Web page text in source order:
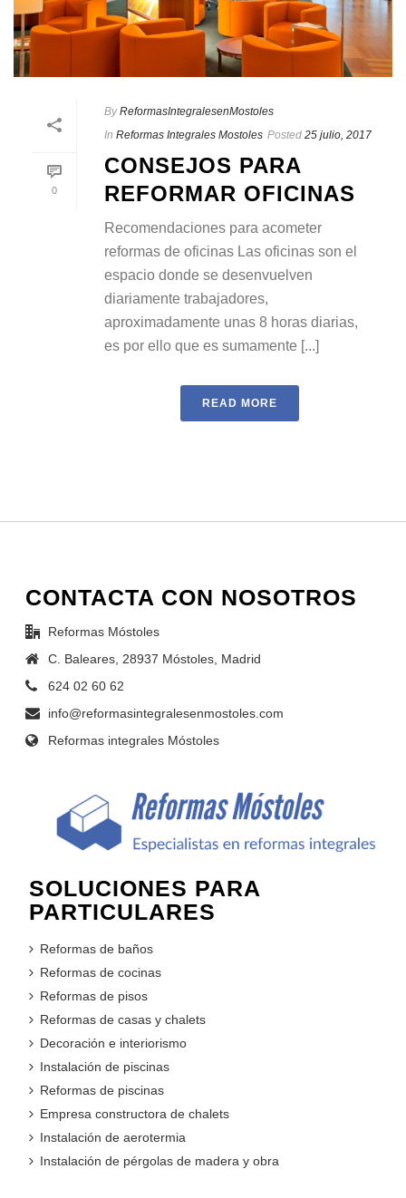
0
By ReformasIntegralesenMostoles
In Reformas Integrales Mostoles Posted 25 julio, 2017
CONSEJOS PARA
REFORMAR OFICINAS
Recomendaciones para acometer
reformas de oficinas Las oficinas son el
espacio donde se desenvuelven
diariamente trabajadores,
aproximadamente unas 8 horas diarias,
es por ello que es sumamente [...]
READ MORE
CONTACTA CON NOSOTROS
Reformas Móstoles
C. Baleares, 28937 Móstoles, Madrid
624 02 60 62
info@reformasintegralesenmostoles.com
Reformas integrales Móstoles
SOLUCIONES PARA
PARTICULARES
Reformas de baños
Reformas de cocinas
Reformas de pisos
Reformas de casas y chalets
Decoración e interiorismo
Instalación de piscinas
Reformas de piscinas
Empresa constructora de chalets
Instalación de aerotermia
Instalación de pérgolas de madera y obra